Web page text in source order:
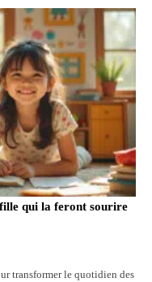
qui la feront sourire
transformer le quotidien des